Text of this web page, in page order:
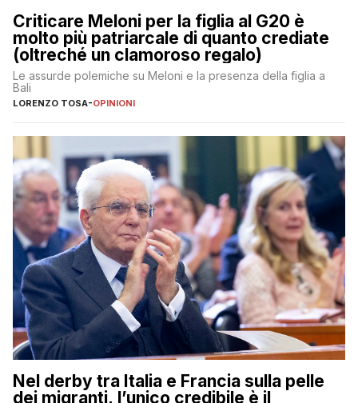
Criticare Meloni per la figlia al G20 è
molto più patriarcale di quanto crediate
(oltreché un clamoroso regalo)
Le assurde polemiche su Meloni e la presenza della figlia a
Bali
LORENZO TOSA-OPINIONI
Nel derby tra Italia e Francia sulla pelle
dei migranti, l’unico credibile è il